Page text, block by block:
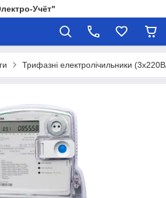
Учёт"
Трифазні електролічильники